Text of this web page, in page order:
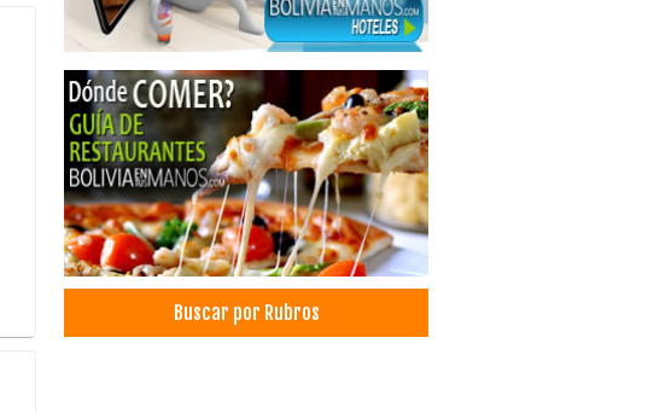
Fábricas de Ladrillos
Ladrillos: Comercialización y Ventas
Materiales de Construcción
Cerámica
Pisos Cerámicos
Pollos a la brasa
Centros Culturales
Museos
Buscar por Rubros